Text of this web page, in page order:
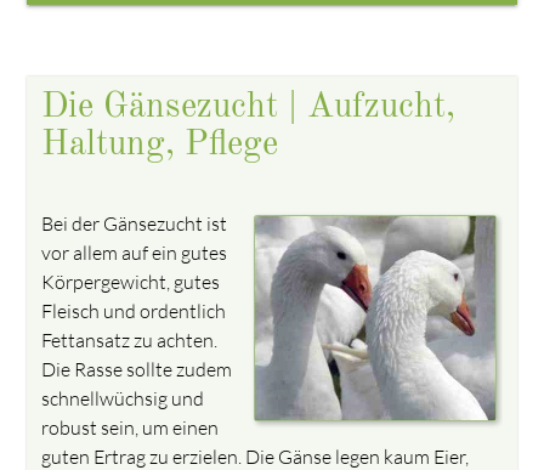
Die Gänsezucht | Aufzucht,
Haltung, Pflege
Bei der Gänsezucht ist
vor allem auf ein gutes
Körpergewicht, gutes
Fleisch und ordentlich
Fettansatz zu achten.
Die Rasse sollte zudem
schnellwüchsig und
robust sein, um einen
guten Ertrag zu erzielen. Die Gänse legen kaum Eier,